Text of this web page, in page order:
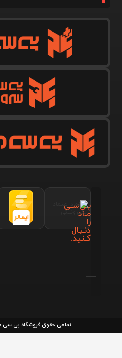
پـی‌سـی
مـاد
را
دنـبال
کـنید.
تمامی حقوق فروشگاه پی سی